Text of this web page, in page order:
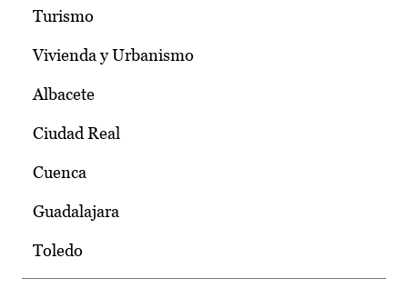
Turismo
Vivienda y Urbanismo
Albacete
Ciudad Real
Cuenca
Guadalajara
Toledo